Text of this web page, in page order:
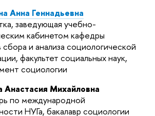
Анна Геннадьевна
заведующая учебно-
кабинетом кафедры
и анализа социологической
факультет социальных наук,
социологии
Анастасия Михайловна
по международной
НУГа, бакалавр социологии